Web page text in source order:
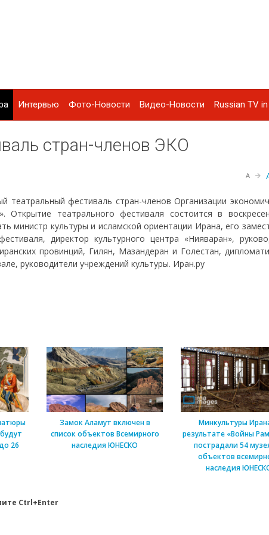
Интервью Фото-Новости Видео-Новости Russian TV
стран-членов ЭКО
A
театральный фестиваль стран-членов Организации
Открытие театрального фестиваля состоится в
министр культуры и исламской ориентации Ирана, его
директор культурного центра «Нияваран»,
провинций, Гилян, Мазандеран и Голестан,
руководители учреждений культуры. Иран.ру
26
Замок Аламут включен в
список объектов Всемирного
наследия ЮНЕСКО
Минкультуры
результате «Войны
пострадали 54
объектов
наследия
Ctrl+Enter